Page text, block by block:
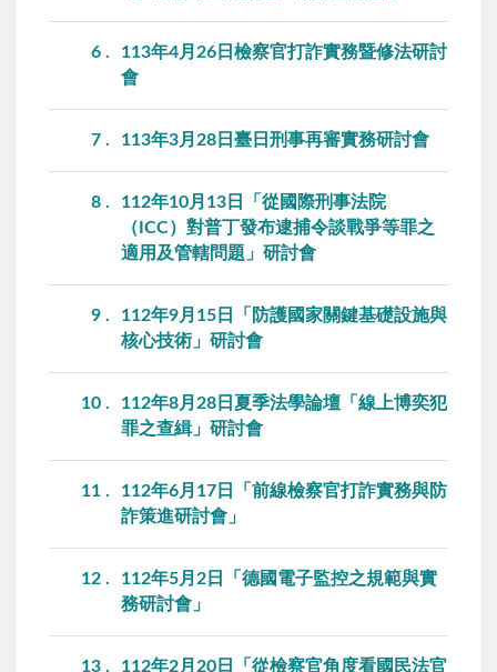
6
113年4月26日檢察官打詐實務暨修法研討
會
7 113年3月28日臺日刑事再審實務研討會
8
112年10月13日「從國際刑事法院
（ICC）對普丁發布逮捕令談戰爭等罪之
適用及管轄問題」研討會
9
112年9月15日「防護國家關鍵基礎設施與
核心技術」研討會
10
112年8月28日夏季法學論壇「線上博奕犯
罪之查緝」研討會
11
112年6月17日「前線檢察官打詐實務與防
詐策進研討會」
12
112年5月2日「德國電子監控之規範與實
務研討會」
13
112年2月20日「從檢察官角度看國民法官